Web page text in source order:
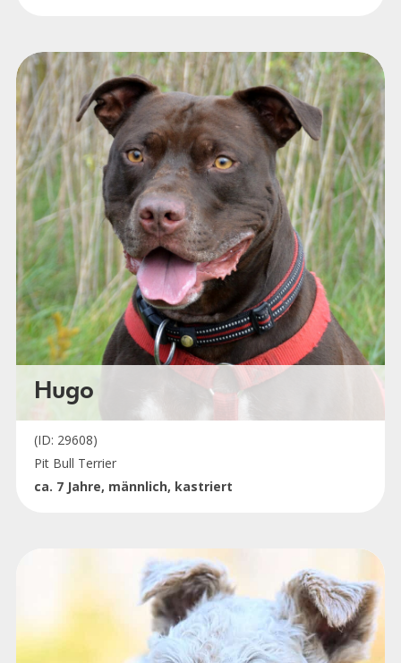
Hugo
(ID: 29608)
Pit Bull Terrier
ca. 7 Jahre, männlich, kastriert